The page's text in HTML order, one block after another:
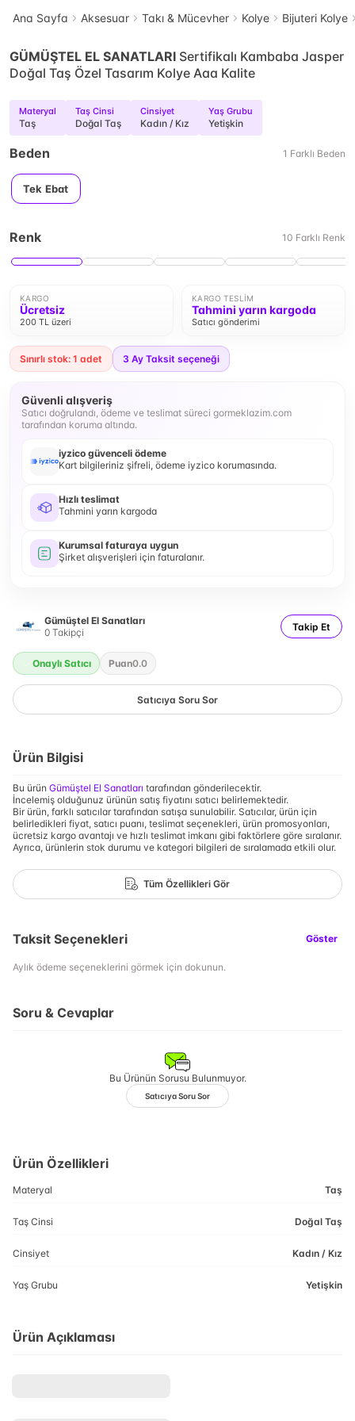
Ana Sayfa Aksesuar Takı & Mücevher Kolye Bijuteri Kolye
GÜMÜŞTEL EL SANATLARI Sertifikalı Kambaba Jasper
Doğal Taş Özel Tasarım Kolye Aaa Kalite
Materyal
Taş
Taş Cinsi
Doğal Taş
Cinsiyet
Kadın / Kız
Yaş Grubu
Yetişkin
Beden 1 Farklı Beden
Tek Ebat
Renk 10 Farklı Renk
KARGO
Ücretsiz
200 TL üzeri
KARGO TESLIM
Tahmini yarın kargoda
Satıcı gönderimi
Sınırlı stok: 1 adet 3 Ay Taksit seçeneği
Güvenli alışveriş
Satıcı doğrulandı, ödeme ve teslimat süreci gormeklazim.com
tarafından koruma altında.
iyzico güvenceli ödeme
Kart bilgileriniz şifreli, ödeme iyzico korumasında.
Hızlı teslimat
Tahmini yarın kargoda
Kurumsal faturaya uygun
Şirket alışverişleri için faturalanır.
Gümüştel El Sanatları
0 Takipçi Takip Et
Onaylı Satıcı Puan0.0
Satıcıya Soru Sor
Ürün Bilgisi
Bu ürün Gümüştel El Sanatları tarafından gönderilecektir.
İncelemiş olduğunuz ürünün satış fiyatını satıcı belirlemektedir.
Bir ürün, farklı satıcılar tarafından satışa sunulabilir. Satıcılar, ürün için
belirledikleri fiyat, satıcı puanı, teslimat seçenekleri, ürün promosyonları,
ücretsiz kargo avantajı ve hızlı teslimat imkanı gibi faktörlere göre sıralanır.
Ayrıca, ürünlerin stok durumu ve kategori bilgileri de sıralamada etkili olur.
Tüm Özellikleri Gör
Taksit Seçenekleri Göster
Aylık ödeme seçeneklerini görmek için dokunun.
Soru & Cevaplar
Bu Ürünün Sorusu Bulunmuyor.
Satıcıya Soru Sor
Ürün Özellikleri
Materyal Taş
Taş Cinsi Doğal Taş
Cinsiyet Kadın / Kız
Yaş Grubu Yetişkin
Ürün Açıklaması